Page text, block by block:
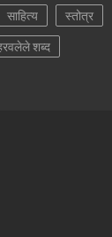
साहित्य
स्तोत्र
शब्द